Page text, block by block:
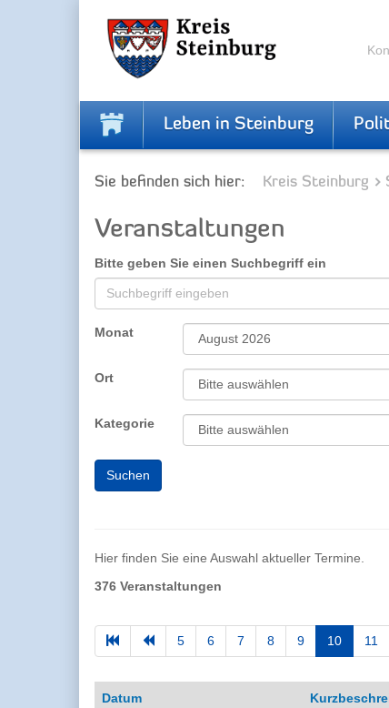
Leben in Steinburg
Sie befinden sich hier: Kreis Steinburg
Veranstaltungen
Bitte geben Sie einen Suchbegriff ein
Monat
Ort
Kategorie
Hier finden Sie eine Auswahl aktueller Termine.
376 Veranstaltungen
5 6 7 8 9 10 11
Datum